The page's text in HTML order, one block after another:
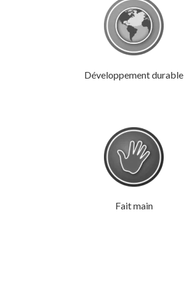
Développement durable
Fait main